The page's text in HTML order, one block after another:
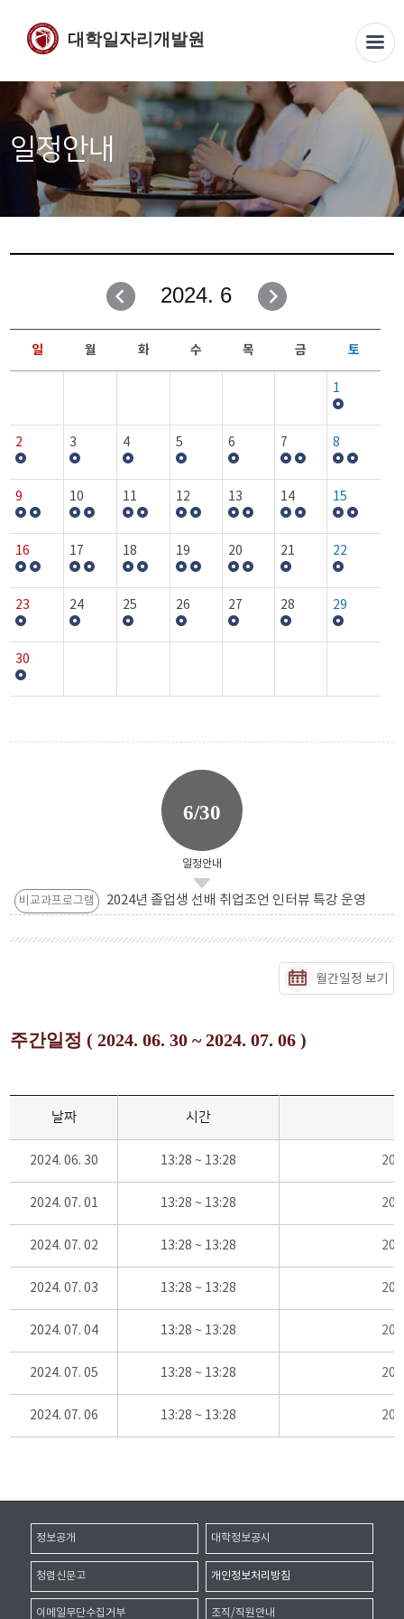
대학일자리개발원
일정안내
2024. 6
일 월 화 수 목 금 토
1
2 3 4 5 6 7 8
9 10 11 12 13 14 15
16 17 18 19 20 21 22
23 24 25 26 27 28 29
30
6/30
일정안내
비교과프로그램 2024년 졸업생 선배 취업조언 인터뷰 특강 운영
월간일정 보기
주간일정 ( 2024. 06. 30 ~ 2024. 07. 06 )
날짜 시간
2024. 06. 30 13:28 ~ 13:28
2024. 07. 01 13:28 ~ 13:28
2024. 07. 02 13:28 ~ 13:28
2024. 07. 03 13:28 ~ 13:28
2024. 07. 04 13:28 ~ 13:28
2024. 07. 05 13:28 ~ 13:28
2024. 07. 06 13:28 ~ 13:28
정보공개 대학정보공시
청렴신문고 개인정보처리방침
이메일무단수집거부 조직/직원안내